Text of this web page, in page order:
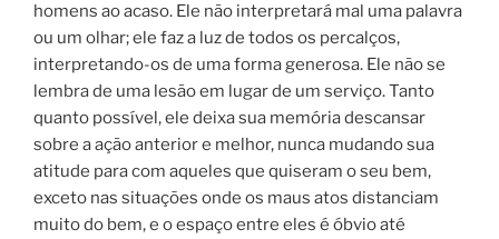
homens ao acaso. Ele não interpretará mal uma palavra
ou um olhar; ele faz a luz de todos os percalços,
interpretando-os de uma forma generosa. Ele não se
lembra de uma lesão em lugar de um serviço. Tanto
quanto possível, ele deixa sua memória descansar
sobre a ação anterior e melhor, nunca mudando sua
atitude para com aqueles que quiseram o seu bem,
exceto nas situações onde os maus atos distanciam
muito do bem, e o espaço entre eles é óbvio até